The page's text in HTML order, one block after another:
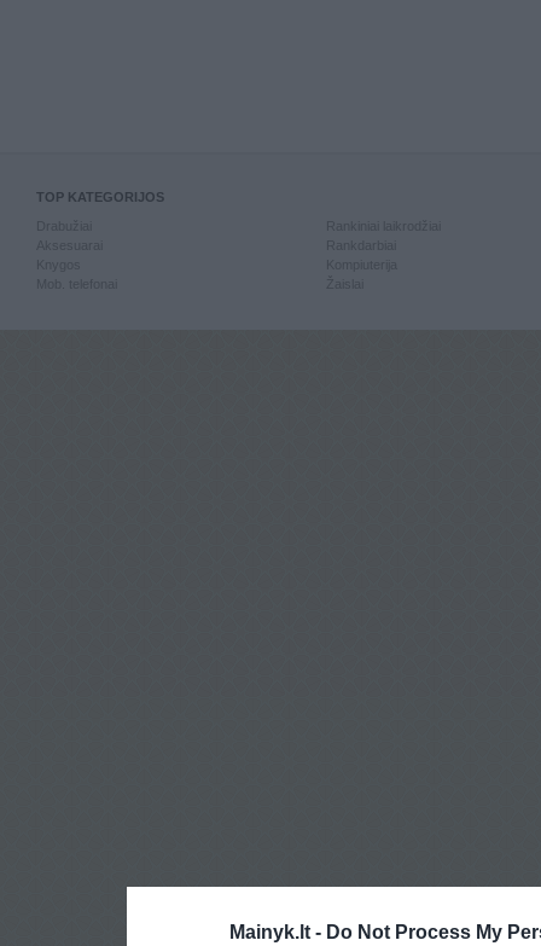
Mainyk.lt - Do Not Process My
TOP KATEGORIJOS
Knygos
Mob. telefonai
Kompiuterija
Žaislai